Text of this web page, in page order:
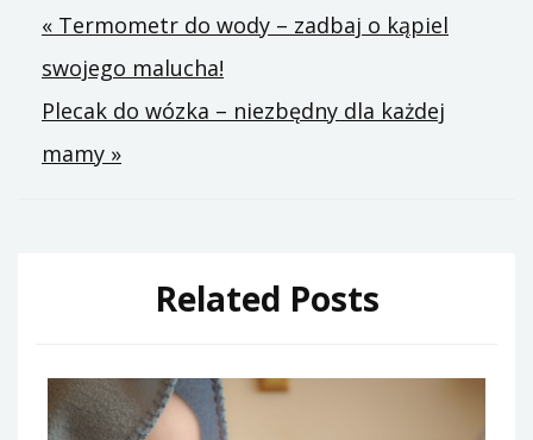
Nawigacja
wpisu
« Termometr do wody – zadbaj o kąpiel
swojego malucha!
Plecak do wózka – niezbędny dla każdej
mamy »
Related Posts